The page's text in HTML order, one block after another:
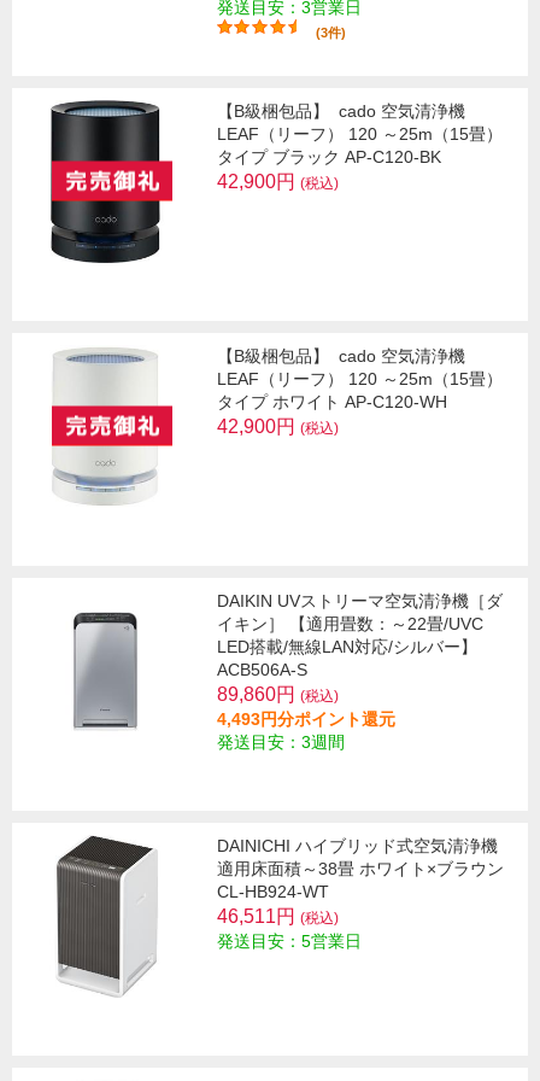
発送目安：3営業日
(3件)
【B級梱包品】
cado 空気清浄機
LEAF（リーフ） 120 ～25m（15畳）
タイプ ブラック AP-C120-BK
42,900円 (税込)
【B級梱包品】
cado 空気清浄機
LEAF（リーフ） 120 ～25m（15畳）
タイプ ホワイト AP-C120-WH
42,900円 (税込)
DAIKIN UVストリーマ空気清浄機［ダ
イキン］ 【適用畳数：～22畳/UVC
LED搭載/無線LAN対応/シルバー】
ACB506A-S
89,860円 (税込)
4,493円分ポイント還元
発送目安：3週間
DAINICHI ハイブリッド式空気清浄機
適用床面積～38畳 ホワイト×ブラウン
CL-HB924-WT
46,511円 (税込)
発送目安：5営業日